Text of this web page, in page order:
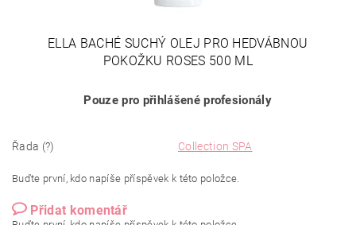
ELLA BACHÉ SUCHÝ OLEJ PRO HEDVÁBNOU
POKOŽKU ROSES 500 ML
Pouze pro přihlášené profesionály
Řada (?) Collection SPA
Buďte první, kdo napíše příspěvek k této položce.
Přidat komentář